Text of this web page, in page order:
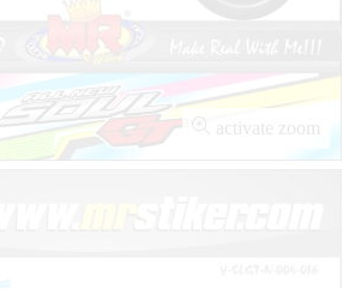
activate zoom